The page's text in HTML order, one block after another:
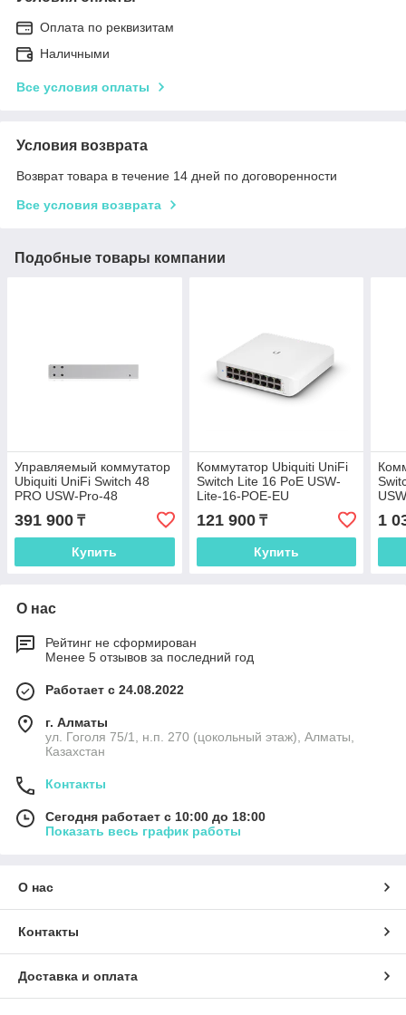
Оплата по реквизитам
Наличными
Все условия оплаты
Условия возврата
Возврат товара в течение 14 дней по договоренности
Все условия возврата
Подобные товары компании
Управляемый коммутатор
Ubiquiti UniFi Switch 48
PRO USW-Pro-48
391 900 ₸
Купить
Коммутатор Ubiquiti UniFi
Switch Lite 16 PoE USW-
Lite-16-POE-EU
121 900₸
Купить
1
О нас
Рейтинг не сформирован
Менее 5 отзывов за последний год
Работает с 24.08.2022
г. Алматы
ул. Гоголя 75/1, н.п. 270 (цокольный этаж), Алматы,
Казахстан
Контакты
Сегодня работает с 10:00 до 18:00
Показать весь график работы
О нас
Контакты
Доставка и оплата